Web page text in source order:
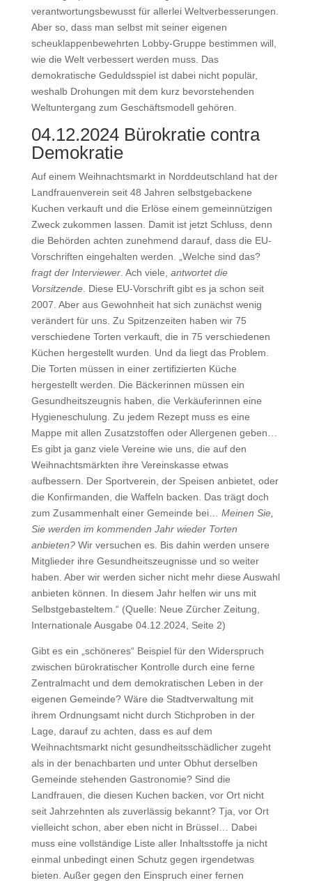
verantwortungsbewusst für allerlei Weltverbesserungen.
Aber so, dass man selbst mit seiner eigenen
scheuklappenbewehrten Lobby-Gruppe bestimmen will,
wie die Welt verbessert werden muss. Das
demokratische Geduldsspiel ist dabei nicht populär,
weshalb Drohungen mit dem kurz bevorstehenden
Weltuntergang zum Geschäftsmodell gehören.
04.12.2024 Bürokratie contra
Demokratie
Auf einem Weihnachtsmarkt in Norddeutschland hat der
Landfrauenverein seit 48 Jahren selbstgebackene
Kuchen verkauft und die Erlöse einem gemeinnützigen
Zweck zukommen lassen. Damit ist jetzt Schluss, denn
die Behörden achten zunehmend darauf, dass die EU-
Vorschriften eingehalten werden. „Welche sind das?
fragt der Interviewer. Ach viele, antwortet die
Vorsitzende. Diese EU-Vorschrift gibt es ja schon seit
2007. Aber aus Gewohnheit hat sich zunächst wenig
verändert für uns. Zu Spitzenzeiten haben wir 75
verschiedene Torten verkauft, die in 75 verschiedenen
Küchen hergestellt wurden. Und da liegt das Problem.
Die Torten müssen in einer zertifizierten Küche
hergestellt werden. Die Bäckerinnen müssen ein
Gesundheitszeugnis haben, die Verkäuferinnen eine
Hygieneschulung. Zu jedem Rezept muss es eine
Mappe mit allen Zusatzstoffen oder Allergenen geben…
Es gibt ja ganz viele Vereine wie uns, die auf den
Weihnachtsmärkten ihre Vereinskasse etwas
aufbessern. Der Sportverein, der Speisen anbietet, oder
die Konfirmanden, die Waffeln backen. Das trägt doch
zum Zusammenhalt einer Gemeinde bei… Meinen Sie,
Sie werden im kommenden Jahr wieder Torten
anbieten?Wir versuchen es. Bis dahin werden unsere
Mitglieder ihre Gesundheitszeugnisse und so weiter
haben. Aber wir werden sicher nicht mehr diese Auswahl
anbieten können. In diesem Jahr helfen wir uns mit
Selbstgebasteltem.“ (Quelle: Neue Zürcher Zeitung,
Internationale Ausgabe 04.12.2024, Seite 2)
Gibt es ein „schöneres“ Beispiel für den Widerspruch
zwischen bürokratischer Kontrolle durch eine ferne
Zentralmacht und dem demokratischen Leben in der
eigenen Gemeinde? Wäre die Stadtverwaltung mit
ihrem Ordnungsamt nicht durch Stichproben in der
Lage, darauf zu achten, dass es auf dem
Weihnachtsmarkt nicht gesundheitsschädlicher zugeht
als in der benachbarten und unter Obhut derselben
Gemeinde stehenden Gastronomie? Sind die
Landfrauen, die diesen Kuchen backen, vor Ort nicht
seit Jahrzehnten als zuverlässig bekannt? Tja, vor Ort
vielleicht schon, aber eben nicht in Brüssel… Dabei
muss eine vollständige Liste aller Inhaltsstoffe ja nicht
einmal unbedingt einen Schutz gegen irgendetwas
bieten. Außer gegen den Einspruch einer fernen